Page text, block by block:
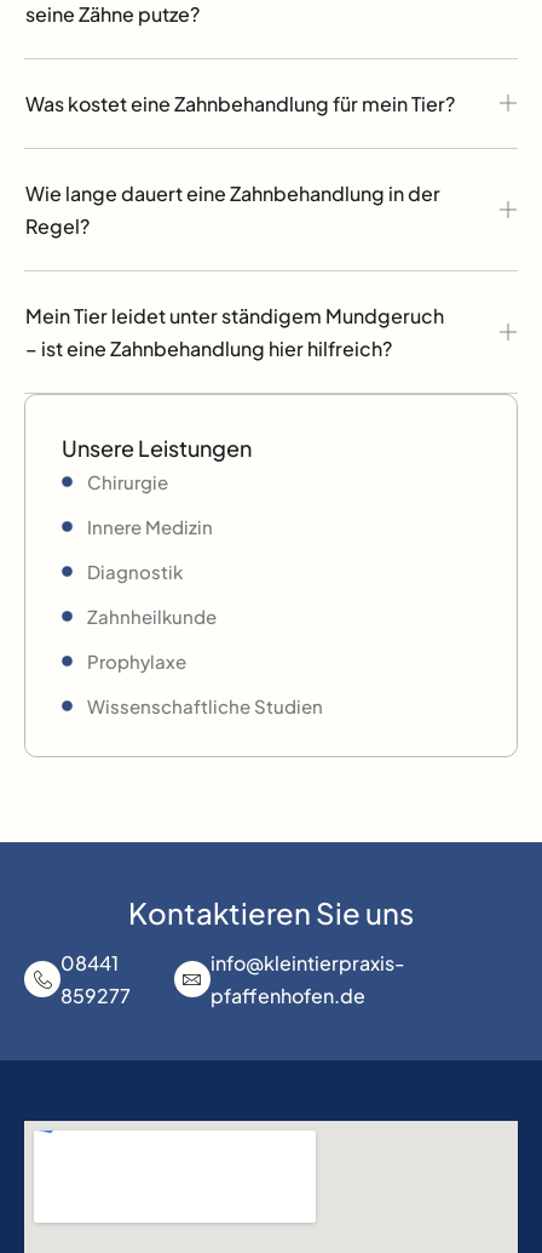
Unsere Leistungen
Chirurgie
Innere Medizin
Diagnostik
Zahnheilkunde
Prophylaxe
Wissenschaftliche Studien
seine Zähne putze?
Was kostet eine Zahnbehandlung für mein Tier?
Wie lange dauert eine Zahnbehandlung in der
Regel?
Mein Tier leidet unter ständigem Mundgeruch
– ist eine Zahnbehandlung hier hilfreich?
Kontaktieren Sie uns
08441
859277
info@kleintierpraxis-
pfaffenhofen.de